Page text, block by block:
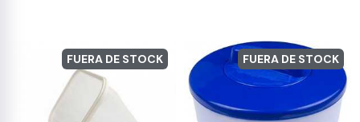
FUERA DE STOCK FUERA DE STOCK